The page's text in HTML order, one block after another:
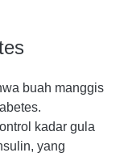
buah manggis
kadar gula
yang